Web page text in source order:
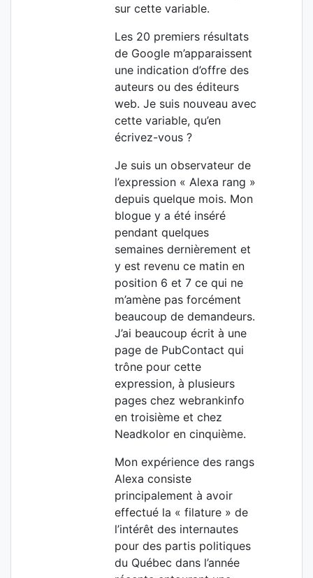
sur cette variable.
Les 20 premiers résultats
de Google m’apparaissent
une indication d’offre des
auteurs ou des éditeurs
web. Je suis nouveau avec
cette variable, qu’en
écrivez-vous ?
Je suis un observateur de
l’expression « Alexa rang »
depuis quelque mois. Mon
blogue y a été inséré
pendant quelques
semaines dernièrement et
y est revenu ce matin en
position 6 et 7 ce qui ne
m’amène pas forcément
beaucoup de demandeurs.
J’ai beaucoup écrit à une
page de PubContact qui
trône pour cette
expression, à plusieurs
pages chez webrankinfo
en troisième et chez
Neadkolor en cinquième.
Mon expérience des rangs
Alexa consiste
principalement à avoir
effectué la « filature » de
l’intérêt des internautes
pour des partis politiques
du Québec dans l’année